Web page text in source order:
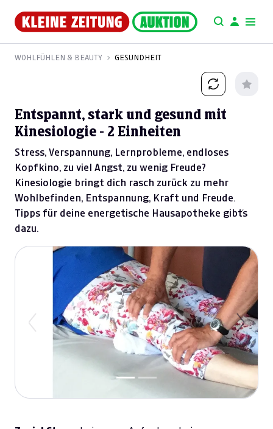
WOHLFÜHLEN & BEAUTY GESUNDHEIT
Entspannt, stark und gesund mit
Kinesiologie - 2 Einheiten
Stress, Verspannung, Lernprobleme, endloses
Kopfkino, zu viel Angst, zu wenig Freude?
Kinesiologie bringt dich rasch zurück zu mehr
Wohlbefinden, Entspannung, Kraft und Freude.
Tipps für deine energetische Hausapotheke gibt´s
dazu.
Previous Next